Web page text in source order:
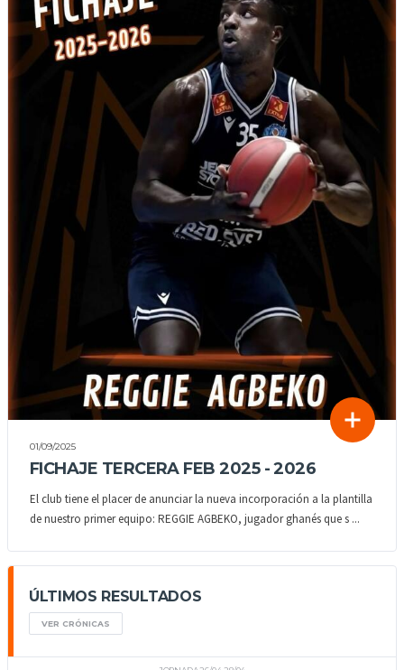
01/09/2025
FICHAJE TERCERA FEB 2025 - 2026
El club tiene el placer de anunciar la nueva incorporación a la plantilla
de nuestro primer equipo: REGGIE AGBEKO, jugador ghanés que s ...
ÚLTIMOS RESULTADOS
VER CRÓNICAS